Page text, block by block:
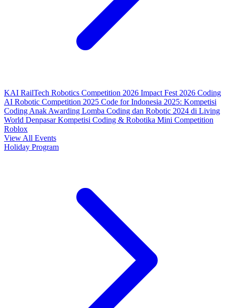
KAI RailTech Robotics Competition 2026 Impact Fest 2026 Coding
AI Robotic Competition 2025 Code for Indonesia 2025: Kompetisi
Coding Anak Awarding Lomba Coding dan Robotic 2024 di Living
World DenpasarKompetisi Coding & Robotika Mini Competition
Roblox
View All Events
Holiday Program